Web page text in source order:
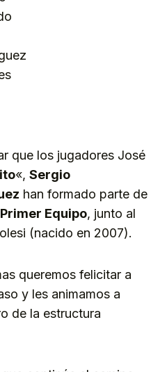
que los jugadores José
«, Sergio
han formado parte de
Equipo, junto al
(nacido en 2007).
queremos felicitar a
y les animamos a
de la estructura